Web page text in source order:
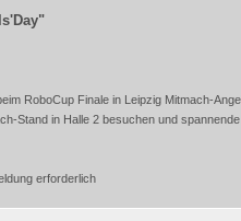
RoboCup Finale in Leipzig Mitmach-
Stand in Halle 2 besuchen und
erforderlich